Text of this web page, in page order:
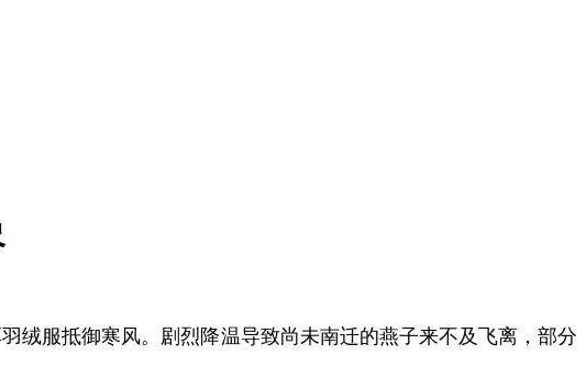
绒服抵御寒风。剧烈降温导致尚未南迁的燕子来不及飞离，部分